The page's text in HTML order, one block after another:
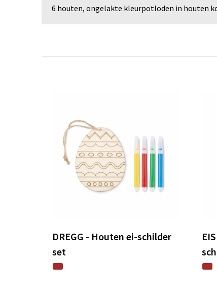
6 houten, ongelakte kleurpotloden in houten
DREGG - Houten ei-schilder
set